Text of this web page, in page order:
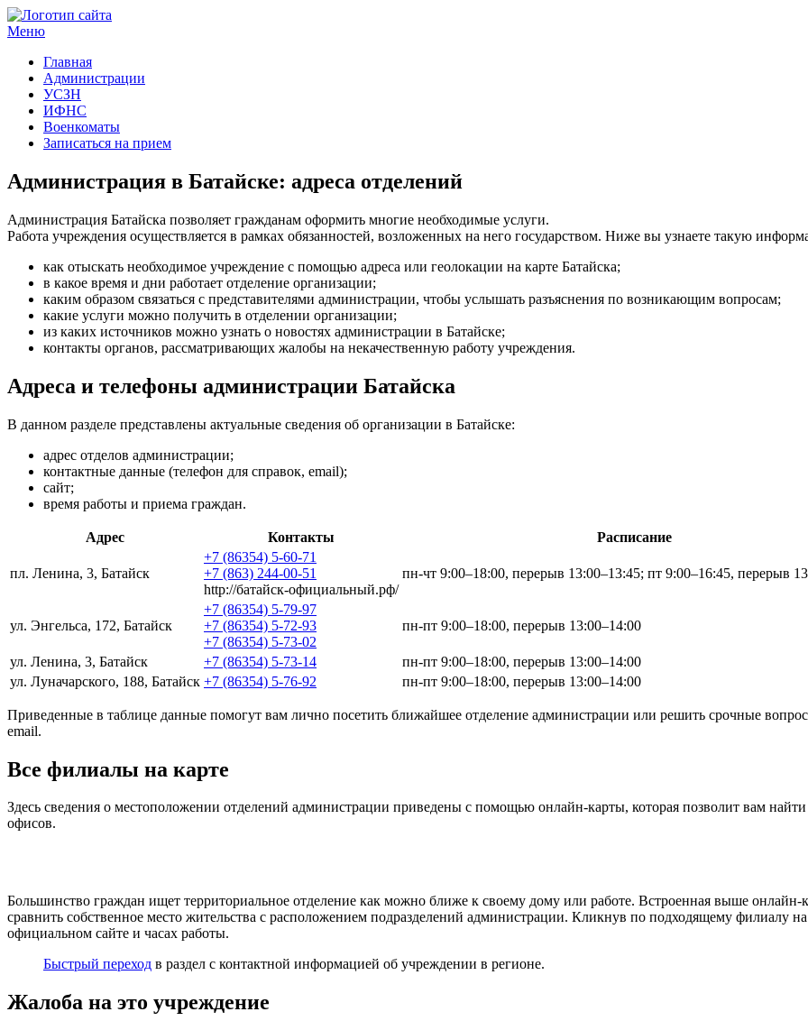
Меню
Главная
Администрации
УСЗН
ИФНС
Военкоматы
Записаться на прием
Администрация в Батайске: адреса отделений
Администрация Батайска позволяет гражданам оформить многие необходимые услуги.
Работа учреждения осуществляется в рамках обязанностей, возложенных на него государством. Ниже вы узнаете такую
как отыскать необходимое учреждение с помощью адреса или геолокации на карте Батайска;
в какое время и дни работает отделение организации;
каким образом связаться с представителями администрации, чтобы услышать разъяснения по возникающим вопросам;
какие услуги можно получить в отделении организации;
из каких источников можно узнать о новостях администрации в Батайске;
контакты органов, рассматривающих жалобы на некачественную работу учреждения.
Адреса и телефоны администрации Батайска
В данном разделе представлены актуальные сведения об организации в Батайске:
адрес отделов администрации;
контактные данные (телефон для справок, email);
сайт;
время работы и приема граждан.
Адрес Контакты Расписание
пл. Ленина, 3, Батайск
+7 (86354) 5-60-71
+7 (863) 244-00-51
http://батайск-официальный.рф/
пн-чт 9:00–18:00, перерыв 13:00–13:45; пт 9:00–16:45, перерыв
ул. Энгельса, 172, Батайск
+7 (86354) 5-79-97
+7 (86354) 5-72-93
+7 (86354) 5-73-02
пн-пт 9:00–18:00, перерыв 13:00–14:00
ул. Ленина, 3, Батайск +7 (86354) 5-73-14
пн-пт 9:00–18:00, перерыв 13:00–14:00
ул. Луначарского, 188, Батайск +7 (86354) 5-76-92 пн-пт 9:00–18:00, перерыв 13:00–14:00
Приведенные в таблице данные помогут вам лично посетить ближайшее отделение администрации или решить срочные
email.
Все филиалы на карте
Здесь сведения о местоположении отделений администрации приведены с помощью онлайн-карты, которая позволит вам
офисов.
Большинство граждан ищет территориальное отделение как можно ближе к своему дому или работе. Встроенная выше онлайн-
сравнить собственное место жительства с расположением подразделений администрации. Кликнув по подходящему филиалу на
официальном сайте и часах работы.
Быстрый переход в раздел с контактной информацией об учреждении в регионе.
Жалоба на это учреждение